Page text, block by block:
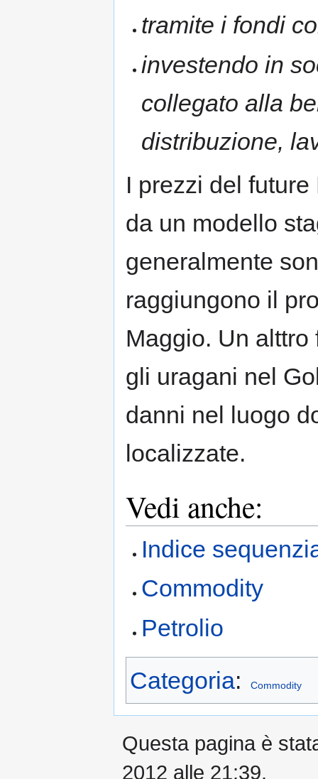
tramite i fondi
investendo in
collegato alla
distribuzione,
I prezzi del
da un modello
generalmente
raggiungono il
Maggio. Un
gli uragani nel
danni nel luogo
localizzate.
Vedi anche:
Indice
Commodity
Petrolio
Categoria: Commodity
Questa pagina è
2012 alle 21:39.